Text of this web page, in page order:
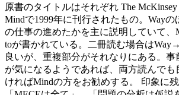
原書のタイトルはそれぞれ The McKinsey
Mindで1999年に刊行されたもの。Wayの
の仕事の進めたかを主に説明していて、
toが書かれている。二冊読む場合は
良いが、重複部分がそれなりにある。事
が気になるようであれば、両方読んで
ければMindの方をお勧めする。 印象に